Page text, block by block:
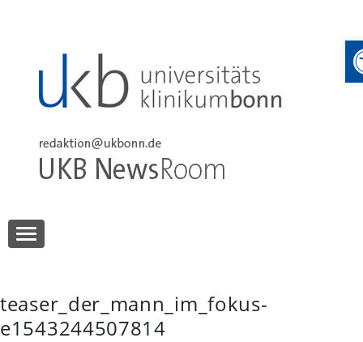
UKB NewsRoom
teaser_der_mann_im_fokus-
e1543244507814